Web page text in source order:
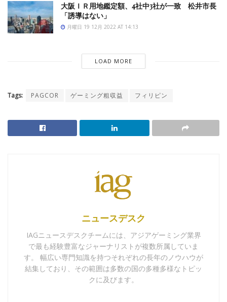
大阪ＩＲ用地鑑定額、4社中3社が一致 松井市長
「誘導はない」
月曜日 19 12月 2022 AT 14:13
LOAD MORE
Tags: PAGCOR ゲーミング粗収益 フィリピン
ニュースデスク
IAGニュースデスクチームには、アジアゲーミング業界
で最も経験豊富なジャーナリストが複数所属していま
す。 幅広い専門知識を持つそれぞれの長年のノウハウが
結集しており、その範囲は多数の国の多種多様なトピッ
クに及びます。